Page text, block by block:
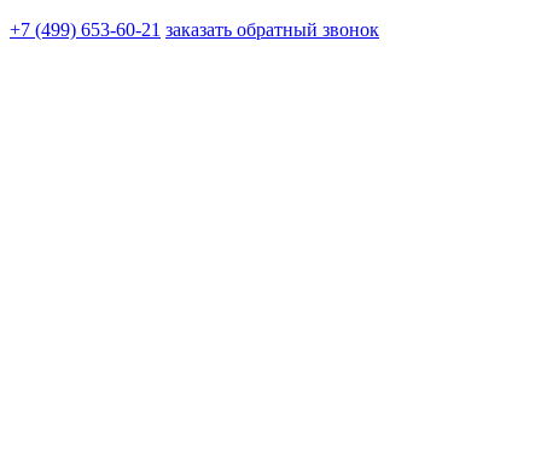
+7 (499) 653-60-21 заказать обратный звонок